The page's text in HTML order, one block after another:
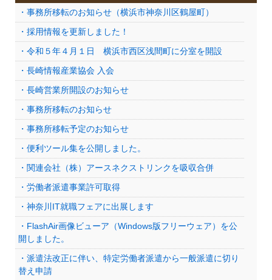
・事務所移転のお知らせ（横浜市神奈川区鶴屋町）
・採用情報を更新しました！
・令和５年４月１日 横浜市西区浅間町に分室を開設
・長崎情報産業協会 入会
・長崎営業所開設のお知らせ
・事務所移転のお知らせ
・事務所移転予定のお知らせ
・便利ツール集を公開しました。
・関連会社（株）アースネクストリンクを吸収合併
・労働者派遣事業許可取得
・神奈川IT就職フェアに出展します
・FlashAir画像ビューア（Windows版フリーウェア）を公
開しました。
・派遣法改正に伴い、特定労働者派遣から一般派遣に切り
替え申請